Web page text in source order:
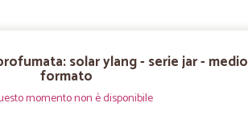
solar ylang - serie jar - medio
formato
momento non è disponibile